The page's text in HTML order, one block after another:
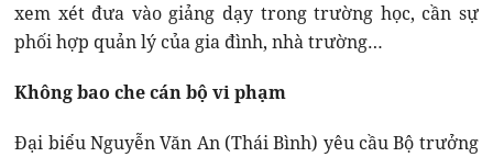
xem xét đưa vào giảng dạy trong trường học, cần sự
phối hợp quản lý của gia đình, nhà trường…
Không bao che cán bộ vi phạm
Đại biểu Nguyễn Văn An (Thái Bình) yêu cầu Bộ trưởng